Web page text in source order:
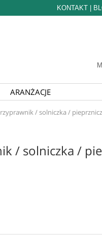
KONTAKT
ARANŻACJE
/ solniczka /
/ solniczka /